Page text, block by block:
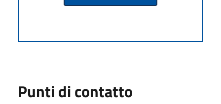
Punti di contatto